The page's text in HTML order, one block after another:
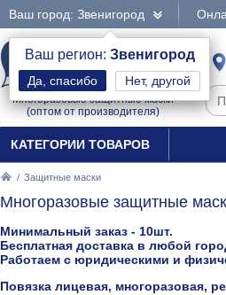
Ваш город: Звенигород
Ваш регион: Звенигород
Нет, другой
МАСКИ
Многоразовые защитные маски
(оптом от производителя)
КАТЕГОРИИ ТОВАРОВ
/ Защитные маски
Многоразовые защитные
Минимальный заказ - 10шт.
Бесплатная доставка в любой
Работаем с юридическими и
Повязка лицевая, многоразовая,